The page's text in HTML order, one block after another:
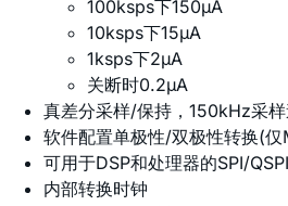
100ksps下150µA
10ksps下15µA
1ksps下2µA
关断时0.2µA
真差分采样/保持，150kHz采
软件配置单极性/双极性转换(
可用于DSP和处理器的SPI/
内部转换时钟